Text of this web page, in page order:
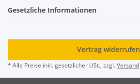
Gesetzliche Informationen
Vertrag widerrufen
* Alle Preise inkl. gesetzlicher USt., zzgl.Versand